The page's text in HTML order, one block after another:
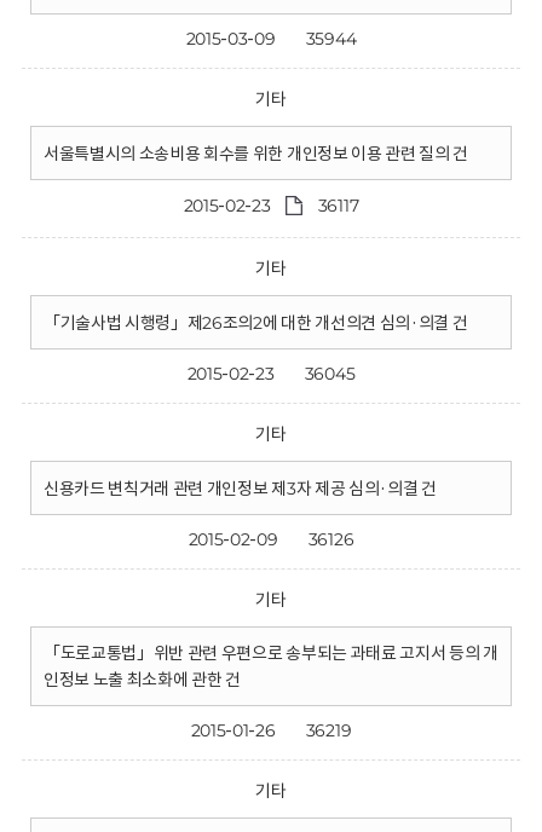
2015-03-09 35944
기타
서울특별시의 소송비용 회수를 위한 개인정보 이용 관련 질의 건
2015-02-23 36117
기타
「기술사법 시행령」제26조의2에 대한 개선의견 심의·의결 건
2015-02-23 36045
기타
신용카드 변칙거래 관련 개인정보 제3자 제공 심의·의결 건
2015-02-09 36126
기타
「도로교통법」위반 관련 우편으로 송부되는 과태료 고지서 등의 개
인정보 노출 최소화에 관한 건
2015-01-26 36219
기타